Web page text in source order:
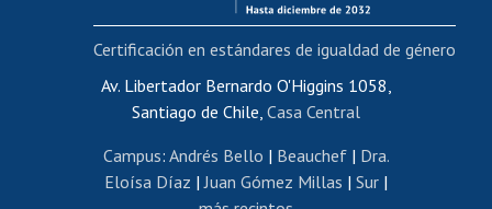
Bienestar del personal
Portal de movilidad interna
Certificado de renta
Certificado de renta honorarios
Editar páginas blancas
Av. Libertador Bernardo O'Higgins 1058,
Santiago de Chile, Casa Central
Campus: Andrés Bello | Beauchef| Dra.
Eloísa Díaz |Juan Gómez Millas | Sur |
Certificación en estándares de igualdad de género